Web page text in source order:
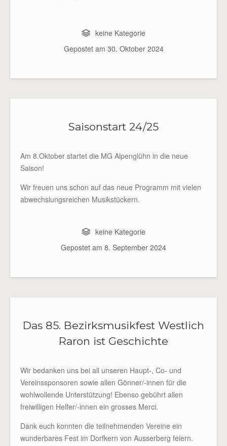
keine Kategorie
Gepostet am 30. Oktober 2024
Saisonstart 24/25
Am 8.Oktober startet die MG Alpenglühn in die neue
Saison!
Wir freuen uns schon auf das neue Programm mit vielen
abwechslungsreichen Musikstückern.
keine Kategorie
Gepostet am 8. September 2024
Das 85. Bezirksmusikfest Westlich
Raron ist Geschichte
Wir bedanken uns bei all unseren Haupt-, Co- und
Vereinssponsoren sowie allen Gönner/-innen für die
wohlwollende Unterstützung! Ebenso gebührt allen
freiwilligen Helfer/-innen ein grosses Merci.
Dank euch konnten die teilnehmenden Vereine ein
wunderbares Fest im Dorfkern von Ausserberg feiern.